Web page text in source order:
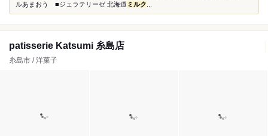
ルあまおう ■ジェラテリーゼ 北海道 ミルク
patisserie Katsumi 糸島店
糸島市 / 洋菓子